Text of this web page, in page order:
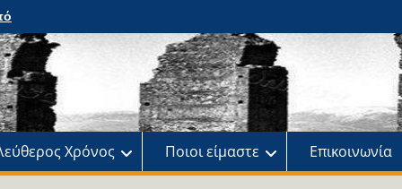
Χρόνος Ποιοι είμαστε Επικοινωνία